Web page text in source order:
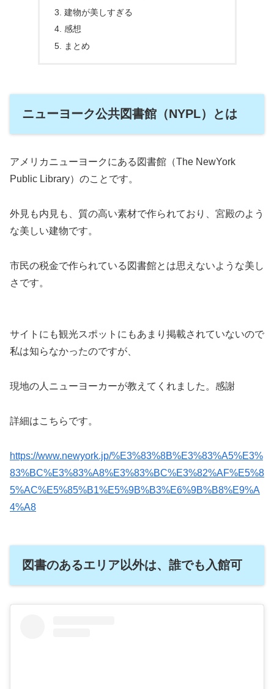
建物が美しすぎる
感想
まとめ
ニューヨーク公共図書館（NYPL）とは
アメリカニューヨークにある図書館（The NewYork
Public Library）のことです。
外見も内見も、質の高い素材で作られており、宮殿のよう
な美しい建物です。
市民の税金で作られている図書館とは思えないような美し
さです。
サイトにも観光スポットにもあまり掲載されていないので
私は知らなかったのですが、
現地の人ニューヨーカーが教えてくれました。感謝
詳細はこちらです。
https://www.newyork.jp/%E3%83%8B%E3%83%A5%E3%
83%BC%E3%83%A8%E3%83%BC%E3%82%AF%E5%8
5%AC%E5%85%B1%E5%9B%B3%E6%9B%B8%E9%A
4%A8
図書のあるエリア以外は、誰でも入館可